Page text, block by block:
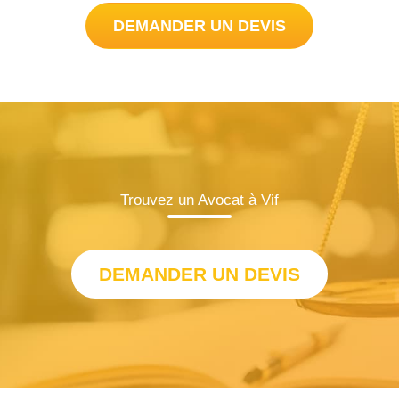
DEMANDER UN DEVIS
Trouvez un Avocat à Vif
DEMANDER UN DEVIS